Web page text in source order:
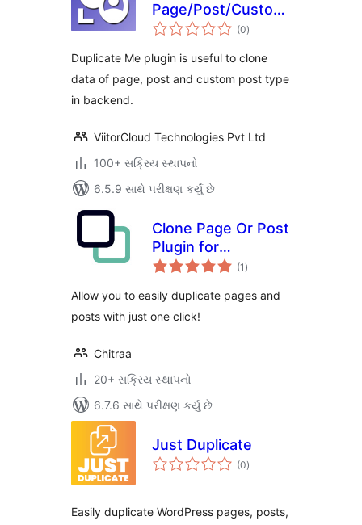
Page/Post/Custom
Post Type
(0કુલ
રેટિંગ્સ
)
Duplicate Me plugin is useful to clone
data of page, post and custom post type
in backend.
ViitorCloud Technologies Pvt Ltd
100+ સક્રિય સ્થાપનો
6.5.9 સાથે પરીક્ષણ કર્યું છે
Clone Page Or Post
Plugin for
WordPress
(1 કુલ
રેટિંગ્સ
)
Allow you to easily duplicate pages and
posts with just one click!
Chitraa
20+ સક્રિય સ્થાપનો
6.7.6 સાથે પરીક્ષણ કર્યું છે
Just Duplicate
(0કુલ
રેટિંગ્સ
)
Easily duplicate WordPress pages, posts,